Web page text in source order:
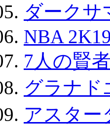
ダークサ
NBA 2K19
7人の賢
グラナド
アスター